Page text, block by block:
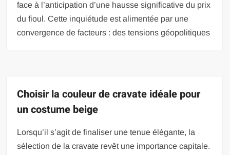
face à l’anticipation d’une hausse significative du prix
du fioul. Cette inquiétude est alimentée par une
convergence de facteurs : des tensions géopolitiques
Choisir la couleur de cravate idéale pour
un costume beige
Lorsqu’il s’agit de finaliser une tenue élégante, la
sélection de la cravate revêt une importance capitale.